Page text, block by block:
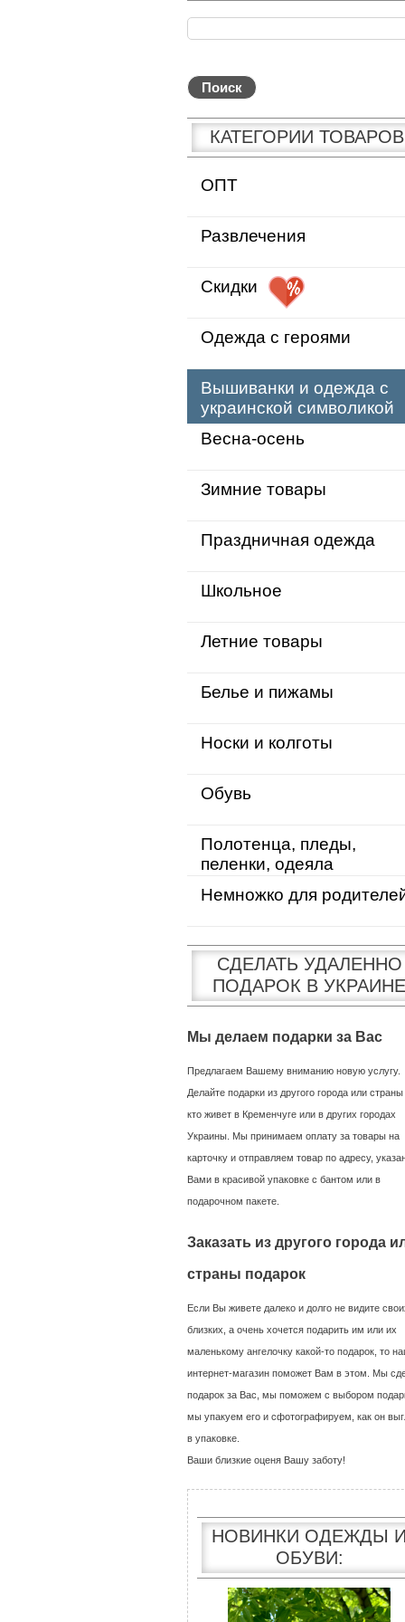
КАТЕГОРИИ
ОПТ
Развлечения
Скидки
Одежда с героями
Вышиванки и одежда с
украинской символикой
Весна-осень
Зимние товары
Праздничная одежда
Школьное
Летние товары
Белье и пижамы
Носки и колготы
Обувь
Полотенца, пледы,
пеленки, одеяла
Немножко для
СДЕЛАТЬ УДАЛЕННО
ПОДАРОК В УКРАИНЕ
Мы делаем подарки за Вас
Предлагаем Вашему вниманию новую услугу.
Делайте подарки из другого города или страны
кто живет в Кременчуге или в других городах
Украины. Мы принимаем оплату за товары на
карточку и отправляем товар по адресу,
Вами в красивой упаковке с бантом или в
подарочном пакете.
Заказать из другого города
страны подарок
Если Вы живете далеко и долго не видите
близких, а очень хочется подарить им или их
маленькому ангелочку какой-то подарок, то
интернет-магазин поможет Вам в этом. Мы
подарок за Вас, мы поможем с выбором
мы упакуем его и сфотографируем, как он
в упаковке.
Ваши близкие оценя Вашу заботу!
НОВИНКИ ОДЕЖДЫ И
ОБУВИ: